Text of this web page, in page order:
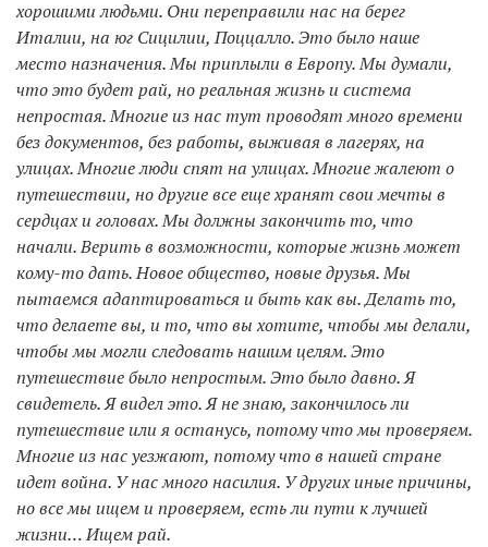
хорошими людьми. Они переправили нас на берег
Италии, на юг Сицилии, Поццалло. Это было наше
место назначения. Мы приплыли в Европу. Мы думали,
что это будет рай, но реальная жизнь и система
непростая. Многие из нас тут проводят много времени
без документов, без работы, выживая в лагерях, на
улицах. Многие люди спят на улицах. Многие жалеют о
путешествии, но другие все еще хранят свои мечты в
сердцах и головах. Мы должны закончить то, что
начали. Верить в возможности, которые жизнь может
кому-то дать. Новое общество, новые друзья. Мы
пытаемся адаптироваться и быть как вы. Делать то,
что делаете вы, и то, что вы хотите, чтобы мы делали,
чтобы мы могли следовать нашим целям. Это
путешествие было непростым. Это было давно. Я
свидетель. Я видел это. Я не знаю, закончилось ли
путешествие или я останусь, потому что мы проверяем.
Многие из нас уезжают, потому что в нашей стране
идет война. У нас много насилия. У других иные причины,
но все мы ищем и проверяем, есть ли пути к лучшей
жизни… Ищем рай.